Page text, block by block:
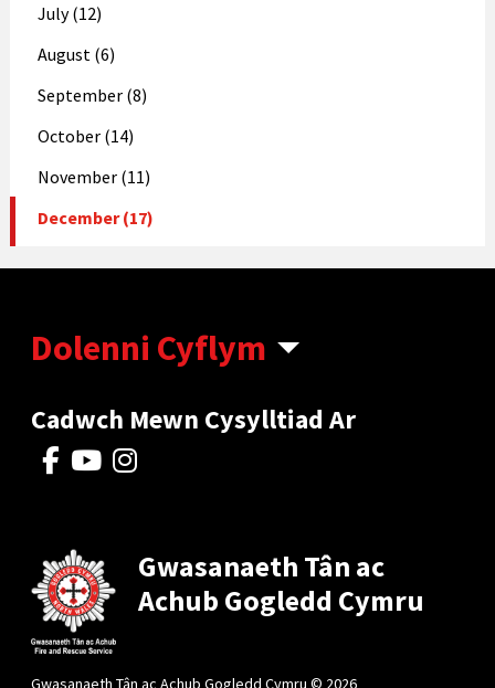
July (12)
August (6)
September (8)
October (14)
November (11)
December (17)
Dolenni Cyflym
Cadwch Mewn Cysylltiad Ar
Gwasanaeth Tân ac
Achub Gogledd Cymru
Gwasanaeth Tân ac Achub Gogledd Cymru © 2026